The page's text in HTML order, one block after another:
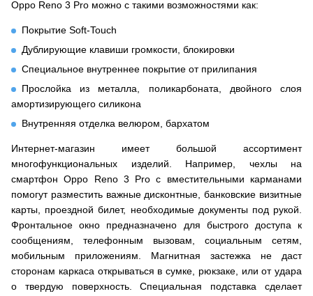
Oppo Reno 3 Pro можно с такими возможностями как:
Покрытие Soft-Touch
Дублирующие клавиши громкости, блокировки
Специальное внутреннее покрытие от прилипания
Прослойка из металла, поликарбоната, двойного слоя
амортизирующего силикона
Внутренняя отделка велюром, бархатом
Интернет-магазин имеет большой ассортимент
многофункциональных изделий. Например, чехлы на
смартфон Oppo Reno 3 Pro с вместительными карманами
помогут разместить важные дисконтные, банковские визитные
карты, проездной билет, необходимые документы под рукой.
Фронтальное окно предназначено для быстрого доступа к
сообщениям, телефонным вызовам, социальным сетям,
мобильным приложениям. Магнитная застежка не даст
сторонам каркаса открываться в сумке, рюкзаке, или от удара
о твердую поверхность. Специальная подставка сделает